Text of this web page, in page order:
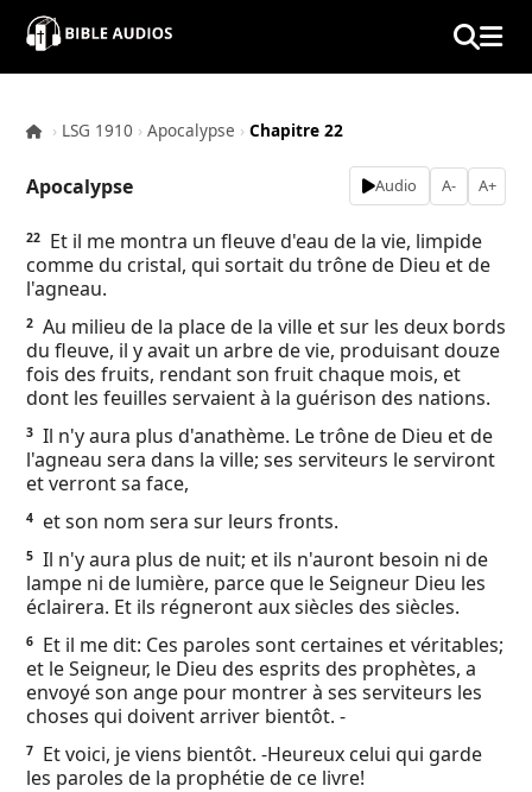
×
Contacts
About
Copyright
Download
L.O.A
Ebook
› LSG 1910 › Apocalypse › Chapitre 22
Apocalypse Audio A- A+
22
Et il me montra un fleuve d'eau de la vie, limpide
comme du cristal, qui sortait du trône de Dieu et de
l'agneau.
2 Au milieu de la place de la ville et sur les deux bords
du fleuve, il y avait un arbre de vie, produisant douze
fois des fruits, rendant son fruit chaque mois, et
dont les feuilles servaient à la guérison des nations.
3 Il n'y aura plus d'anathème. Le trône de Dieu et de
l'agneau sera dans la ville; ses serviteurs le serviront
et verront sa face,
4 et son nom sera sur leurs fronts.
5 Il n'y aura plus de nuit; et ils n'auront besoin ni de
lampe ni de lumière, parce que le Seigneur Dieu les
éclairera. Et ils régneront aux siècles des siècles.
6
Et il me dit: Ces paroles sont certaines et véritables;
et le Seigneur, le Dieu des esprits des prophètes, a
envoyé son ange pour montrer à ses serviteurs les
choses qui doivent arriver bientôt. -
7
Et voici, je viens bientôt. -Heureux celui qui garde
les paroles de la prophétie de ce livre!